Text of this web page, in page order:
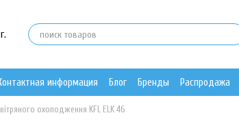
информация Блог Бренды Распродажа
охолодження KFL ELK 46